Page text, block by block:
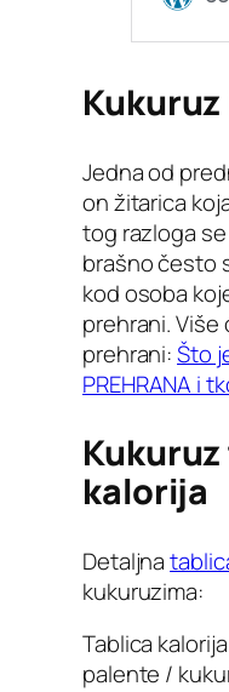
Jedna od
on žitarica
tog razloga
brašno često
kod osoba
prehrani.
prehrani:Što
PREHRANA i
kalorija
Detaljna
kukuruzima:
Tablica
palente /